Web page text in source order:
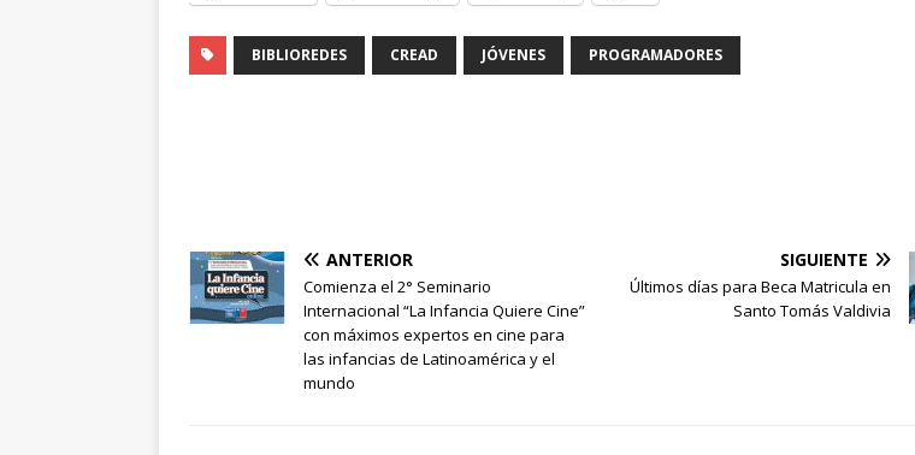
BIBLIOREDES CREAD JÓVENES PROGRAMADORES
ANTERIOR
Comienza el 2° Seminario
Internacional “La Infancia Quiere Cine”
con máximos expertos en cine para
las infancias de Latinoamérica y el
mundo
SIGUIENTE
Últimos días para Beca Matricula en
Santo Tomás Valdivia